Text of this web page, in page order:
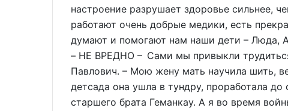
настроение разрушает здоровье сильнее,
работают очень добрые медики, есть
думают и помогают нам наши дети –
– НЕ ВРЕДНО – Сами мы привыкли
Павлович. – Мою жену мать научила шить,
детсада она ушла в тундру, проработала
старшего брата Геманкау. А я во время